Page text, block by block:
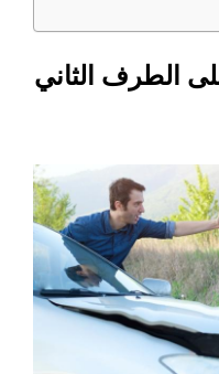
الطرف الثاني